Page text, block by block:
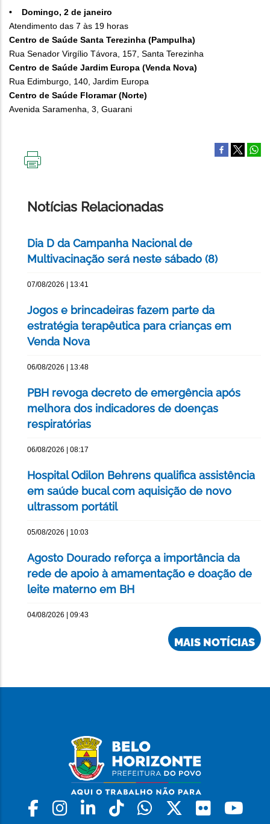
• Domingo, 2 de janeiro
Atendimento das 7 às 19 horas
Centro de Saúde Santa Terezinha (Pampulha)
Rua Senador Virgílio Távora, 157, Santa Terezinha
Centro de Saúde Jardim Europa (Venda Nova)
Rua Edimburgo, 140, Jardim Europa
Centro de Saúde Floramar (Norte)
Avenida Saramenha, 3, Guarani
Notícias Relacionadas
Dia D da Campanha Nacional de
Multivacinação será neste sábado (8)
07/08/2026 | 13:41
Jogos e brincadeiras fazem parte da
estratégia terapêutica para crianças em
Venda Nova
06/08/2026 | 13:48
PBH revoga decreto de emergência após
melhora dos indicadores de doenças
respiratórias
06/08/2026 | 08:17
Hospital Odilon Behrens qualifica assistência
em saúde bucal com aquisição de novo
ultrassom portátil
05/08/2026 | 10:03
Agosto Dourado reforça a importância da
rede de apoio à amamentação e doação de
leite materno em BH
04/08/2026 | 09:43
MAIS NOTÍCIAS
Facebook
Instagram
LinkedinTiktokWhatsapp
X Flickr